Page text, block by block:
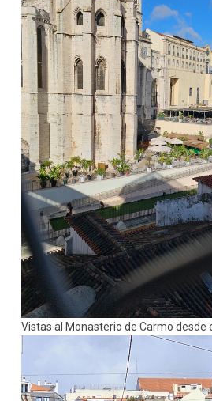
Vistas al Monasterio de Carmo desde